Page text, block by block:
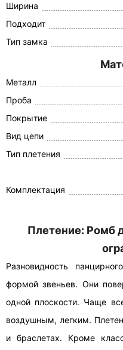
Ширина
Подходит
Тип замка
Металл
Проба
Покрытие
Вид цепи
Тип плетения
Комплектация
Плетение: Ромб
Разновидность
формой звеньев. Они
одной плоскости. Чаще
воздушным, легким.
и браслетах. Кроме